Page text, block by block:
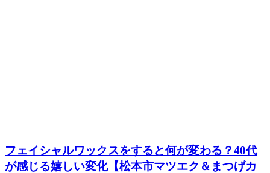
フェイシャルワックスをすると何が変わる？40代
が感じる嬉しい変化【松本市マツエク＆まつげカ